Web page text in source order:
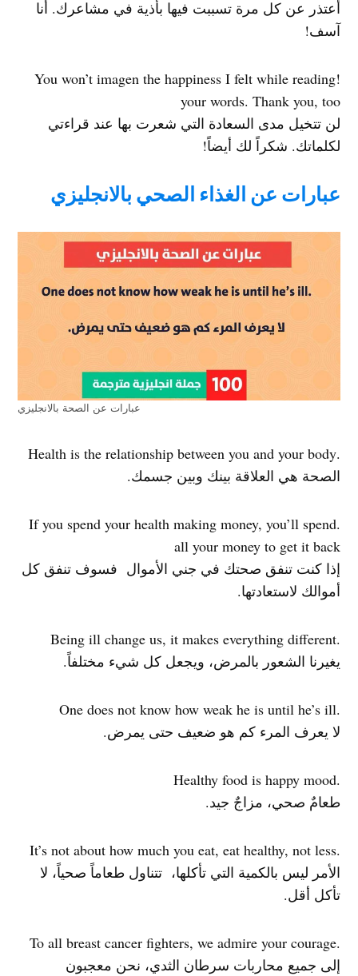
أعتذر عن كل مرة تسببت فيها بأذية في مشاعرك. أنا
آسف!
!You won’t imagen the happiness I felt while reading
your words. Thank you, too
لن تتخيل مدى السعادة التي شعرت بها عند قراءتي
لكلماتك. شكراً لك أيضاً!
عبارات عن الغذاء الصحي بالانجليزي
عبارات عن الصحة بالانجليزي
.Health is the relationship between you and your body
الصحة هي العلاقة بينك وبين جسمك.
.If you spend your health making money, you’ll spend
all your money to get it back
إذا كنت تنفق صحتك في جني الأموال فسوف تنفق كل
أموالك لاستعادتها.
.Being ill change us, it makes everything different
يغيرنا الشعور بالمرض، ويجعل كل شيء مختلفاً.
.One does not know how weak he is until he’s ill
لا يعرف المرء كم هو ضعيف حتى يمرض.
.Healthy food is happy mood
طعامٌ صحي، مزاجٌ جيد.
.It’s not about how much you eat, eat healthy, not less
الأمر ليس بالكمية التي تأكلها، تتناول طعاماً صحياً، لا
تأكل أقل.
.To all breast cancer fighters, we admire your courage
إلى جميع محاربات سرطان الثدي، نحن معجبون